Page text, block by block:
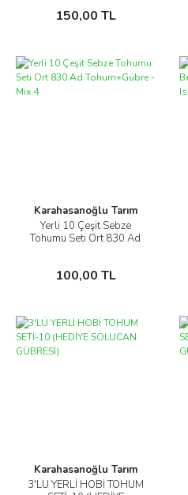
150,00 TL
Sepete Ekle
Karahasanoğlu Tarım
Yerli 10 Çeşit Sebze
Tohumu Seti Ort 830 Ad
100,00 TL
İncele
Sepete Ekle
Karahasanoğlu Tarım
3'LÜ YERLİ HOBİ TOHUM
İncele